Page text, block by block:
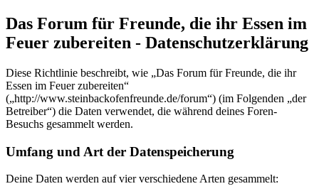
Das Forum für Freunde, die ihr Essen im
Feuer zubereiten - Datenschutzerklärung
Diese Richtlinie beschreibt, wie „Das Forum für Freunde, die ihr
Essen im Feuer zubereiten“
(„http://www.steinbackofenfreunde.de/forum“) (im Folgenden „der
Betreiber“) die Daten verwendet, die während deines Foren-
Besuchs gesammelt werden.
Umfang und Art der Datenspeicherung
Deine Daten werden auf vier verschiedene Arten gesammelt: